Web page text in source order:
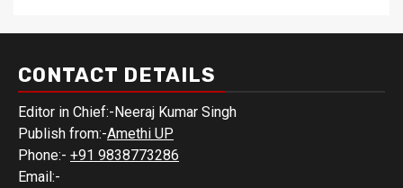
CONTACT DETAILS
Editor in Chief:-Neeraj Kumar Singh
Publish from:-Amethi UP
Phone:- +91 9838773286
Email:-